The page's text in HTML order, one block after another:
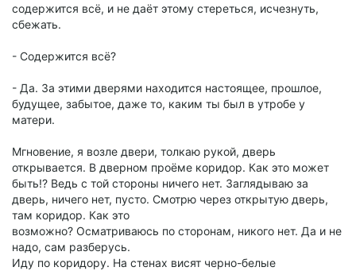
содержится всё, и не даёт этому стереться, исчезнуть,
сбежать.
- Содержится всё?
- Да. За этими дверями находится настоящее, прошлое,
будущее, забытое, даже то, каким ты был в утробе у
матери.
Мгновение, я возле двери, толкаю рукой, дверь
открывается. В дверном проёме коридор. Как это может
быть!? Ведь с той стороны ничего нет. Заглядываю за
дверь, ничего нет, пусто. Смотрю через открытую дверь,
там коридор. Как это
возможно? Осматриваюсь по сторонам, никого нет. Да и не
надо, сам разберусь.
Иду по коридору. На стенах висят черно-белые